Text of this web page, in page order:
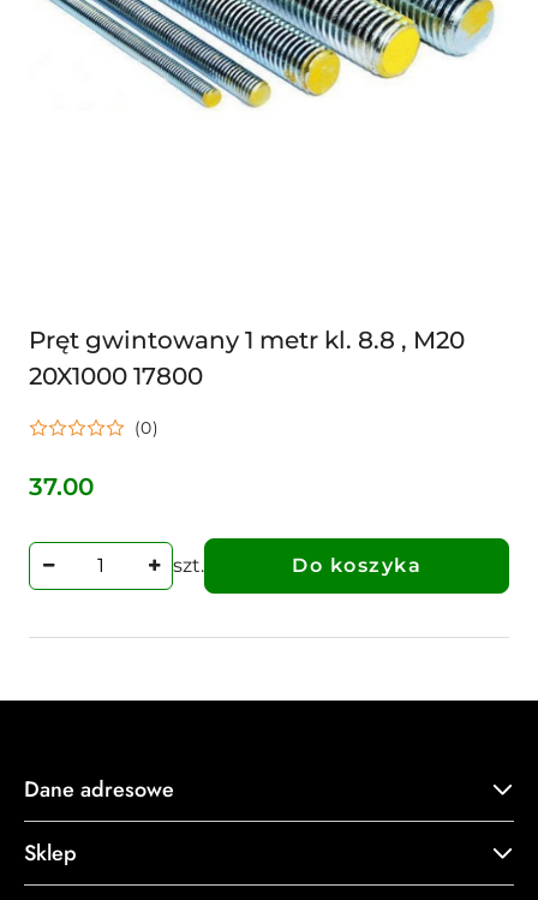
Pręt gwintowany 1 metr kl. 8.8 , M20
20X1000 17800
(0)
Cena:
37.00
szt. Do koszyka
Dane adresowe
Sklep